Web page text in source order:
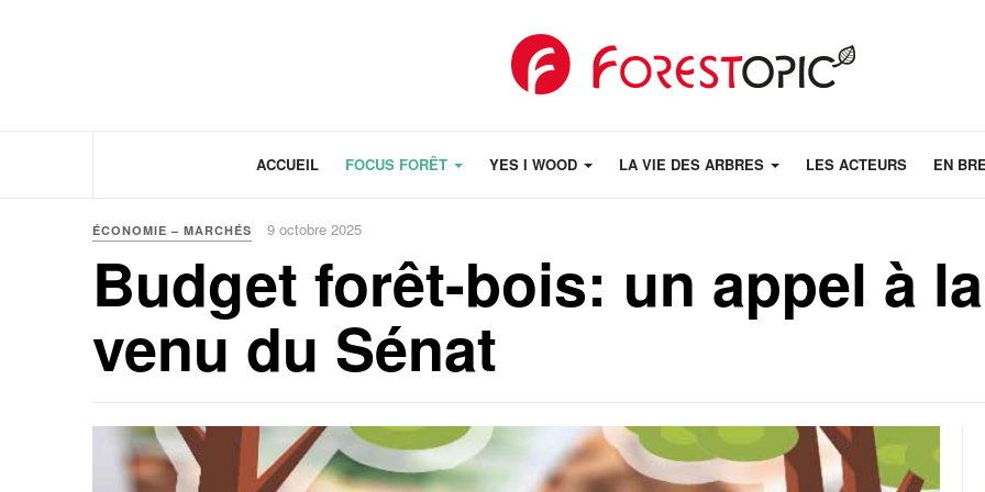
ACCUEIL FOCUS FORÊT YES I WOOD LA VIE DES ARBRES LES ACTEURS EN
ÉCONOMIE – MARCHÉS 9 octobre 2025
Budget forêt-bois: un appel à
venu du Sénat